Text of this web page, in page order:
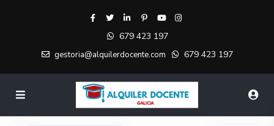
679 423 197
gestoria@alquilerdocente.com 679 423 197